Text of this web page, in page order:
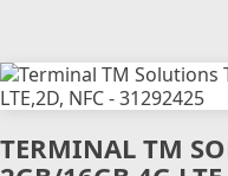
TERMINAL TM